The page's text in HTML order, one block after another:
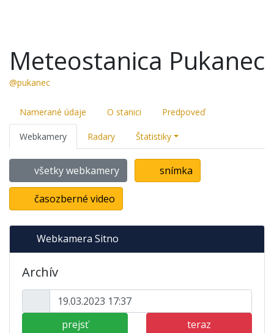
Meteostanica Pukanec
@pukanec
Namerané údaje O stanici Predpoveď
Webkamery Radary Štatistiky
všetky webkamery snímka
časozberné video
Webkamera Sitno
Archív
prejsť teraz